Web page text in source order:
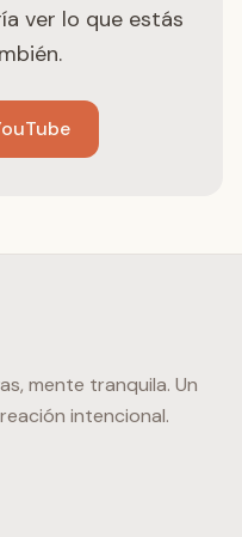
ver lo que estás
mente tranquila. Un
intencional.